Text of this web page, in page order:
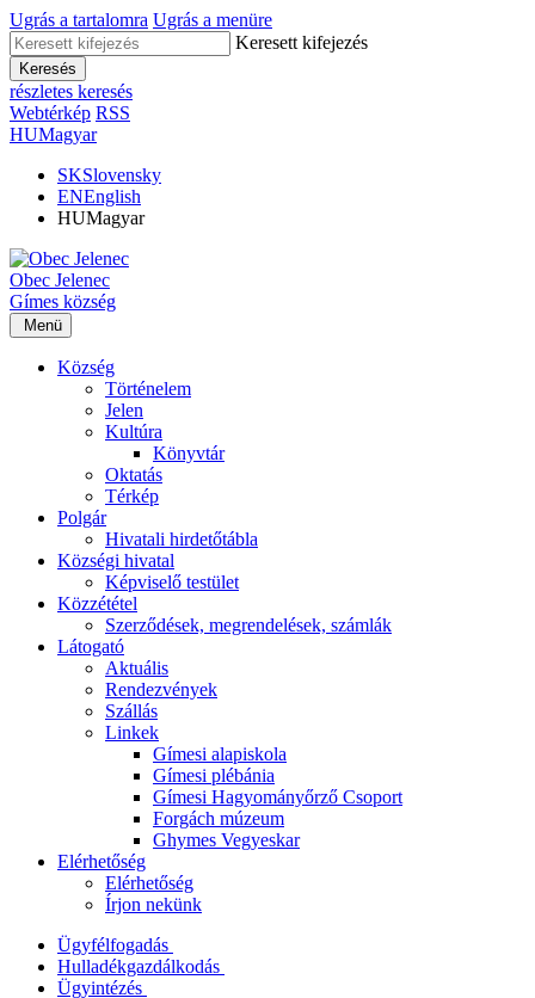
Ugrás a tartalomra Ugrás a menüre
Keresett kifejezés
Keresés
részletes keresés
Webtérkép RSS
HUMagyar
SKSlovensky
ENEnglish
HUMagyar
Obec Jelenec
Gímes község
Menü
Község
Történelem
Jelen
Kultúra
Könyvtár
Oktatás
Térkép
Polgár
Hivatali hirdetőtábla
Községi hivatal
Képviselő testület
Közzététel
Szerződések, megrendelések, számlák
Látogató
Aktuális
Rendezvények
Szállás
Linkek
Gímesi alapiskola
Gímesi plébánia
Gímesi Hagyományőrző Csoport
Forgách múzeum
Ghymes Vegyeskar
Elérhetőség
Elérhetőség
Írjon nekünk
Ügyfélfogadás
Hulladékgazdálkodás
Ügyintézés